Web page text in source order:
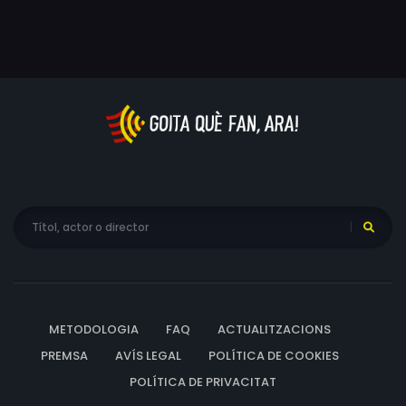
METODOLOGIA FAQ
ACTUALITZACIONS
PREMSA
AVÍS LEGAL
POLÍTICA DE COOKIES
POLÍTICA DE PRIVACITAT